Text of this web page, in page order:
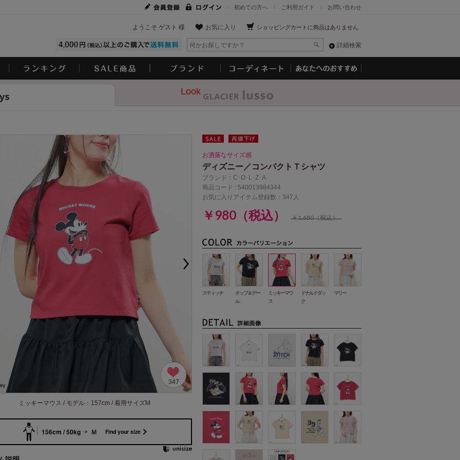
お問い合わせ
ご利用ガイド
初めての方へ
ショッピングカートに商品はありません
お気に入り
ようこそ ゲスト 様
詳細検索
Look
347
ミッキーマウス / モデル：157cm / 着用サイズM
156cm / 50kg Ｍ Find your size
お洒落なサイズ感
ディズニー／コンパクトＴシャツ
ブランド： C･O･L･Z･A
商品コード : 540013984344
お気に入りアイテム登録数：347人
￥980（税込） ￥1,680（税込）
スティッチ
チップ＆デー
ル
ミッキーマウ
ス
ドナルドダッ
ク
マリー